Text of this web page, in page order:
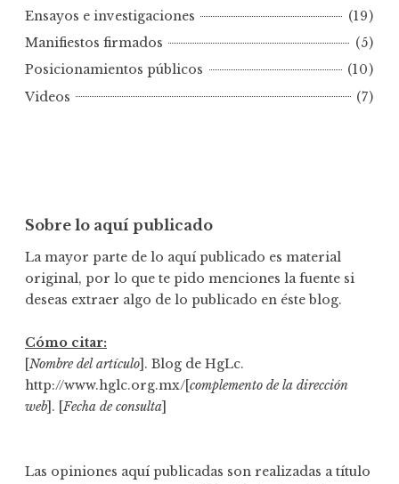
f
e
c
a
Ensayos e investigaciones
(19)
Manifiestos firmados
(5)
Posicionamientos públicos
(10)
Videos
(7)
Sobre lo aquí publicado
La mayor parte de lo aquí publicado es material
original, por lo que te pido menciones la fuente si
deseas extraer algo de lo publicado en éste blog.
Cómo citar:
[Nombre del artículo]. Blog de HgLc.
http://www.hglc.org.mx/[complemento de la dirección
web]. [Fecha de consulta]
Las opiniones aquí publicadas son realizadas a título